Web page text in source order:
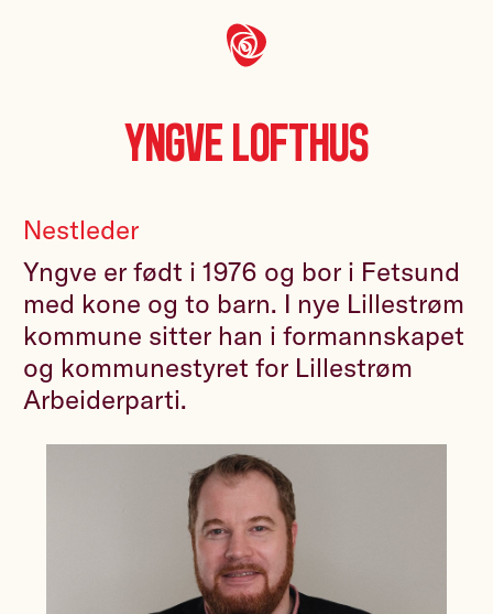
Yngve Lofthus
Nestleder
Yngve er født i 1976 og bor i Fetsund
med kone og to barn. I nye Lillestrøm
kommune sitter han i formannskapet
og kommunestyret for Lillestrøm
Arbeiderparti.